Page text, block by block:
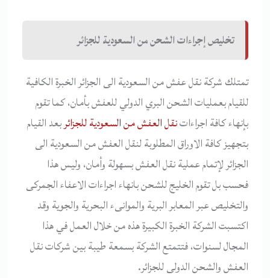
تخليص إجراءات الشحن من السعودية للجزائر
تمتلك شركة نقل عفش من السعودية الى الجزائر الخبرة الكافية
للقيام بعمليات الشحن البري الدولي للعفش بأمان، كما تقوم
بإنهاء كافة اجراءاتنقل العفش من السعودية للجزائربعد القيام
بتجهيز كافة الاوراق المطلوبة لنقل العفش من السعودية الى
الجزائر لإتمام عملية نقل العفش بسهولة وأمان، وليس هذا
فحسب بل تقوم الخليج للشحن بانهاء اجراءات الاعفاء الجمركى
والتخليص عبر المعابر البرية والموانىء البحرية والجوية وقد
اكتسبت الشركة الخبرة الكبيرة هذه من خلال العمل في هذا
المجال لسنوات، فتتمتع الشركة بسمعة طيبة بين شركات نقل
العفش والشحن الدولى للجزائر.